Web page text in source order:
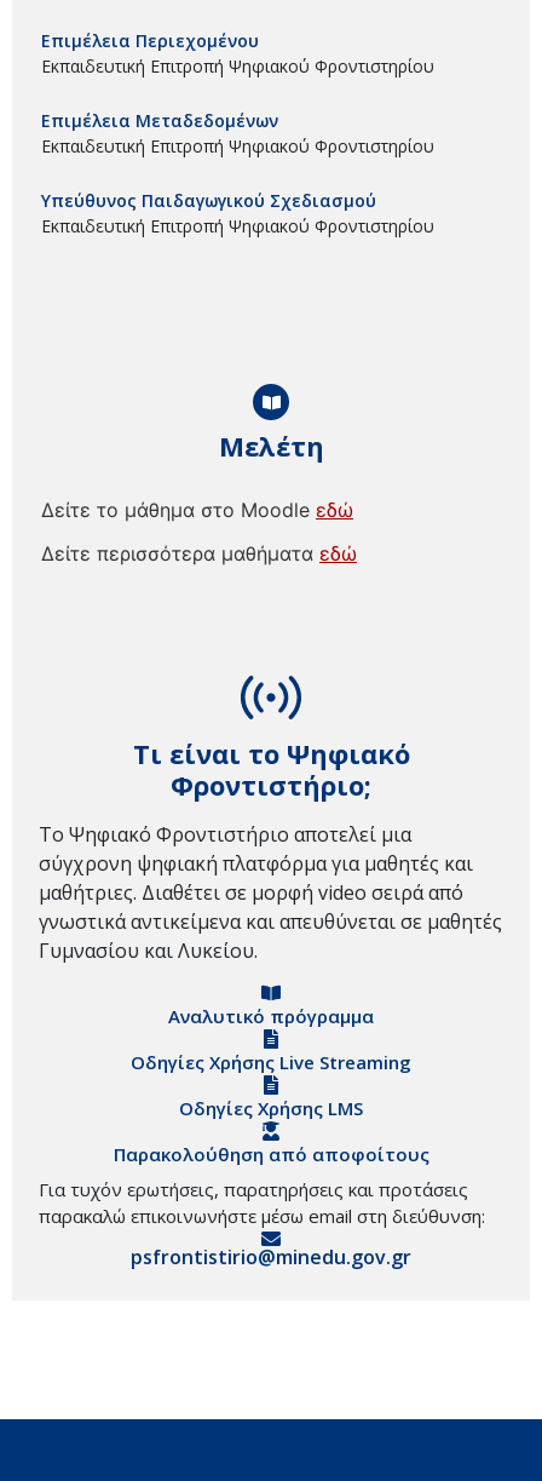
Τι είναι το Ψηφιακό
Φροντιστήριο;
Το Ψηφιακό Φροντιστήριο αποτελεί μια
σύγχρονη ψηφιακή πλατφόρμα για μαθητές και
μαθήτριες. Διαθέτει σε μορφή video σειρά από
γνωστικά αντικείμενα και απευθύνεται σε μαθητές
Γυμνασίου και Λυκείου.
Αναλυτικό πρόγραμμα
Οδηγίες Χρήσης Live Streaming
Οδηγίες Χρήσης LMS
Παρακολούθηση από αποφοίτους
Για τυχόν ερωτήσεις, παρατηρήσεις και προτάσεις
παρακαλώ επικοινωνήστε μέσω email στη διεύθυνση:
psfrontistirio@minedu.gov.gr
Μελέτη
Δείτε το μάθημα στο Moodle εδώ
Δείτε περισσότερα μαθήματα εδώ
Επιμέλεια Περιεχομένου
Εκπαιδευτική Επιτροπή Ψηφιακού Φροντιστηρίου
Επιμέλεια Μεταδεδομένων
Εκπαιδευτική Επιτροπή Ψηφιακού Φροντιστηρίου
Υπεύθυνος Παιδαγωγικού Σχεδιασμού
Εκπαιδευτική Επιτροπή Ψηφιακού Φροντιστηρίου